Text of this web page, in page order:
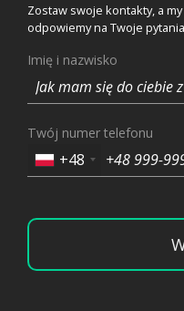
Zostaw swoje kontakty, a
odpowiemy na Twoje
Imię i nazwisko
Twój numer telefonu
+48